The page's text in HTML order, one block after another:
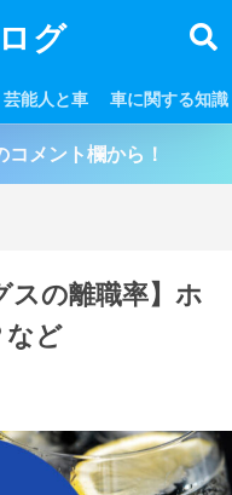
グ
芸能人と車 車に関する知識
メント欄から！
スの離職率】ホ
など